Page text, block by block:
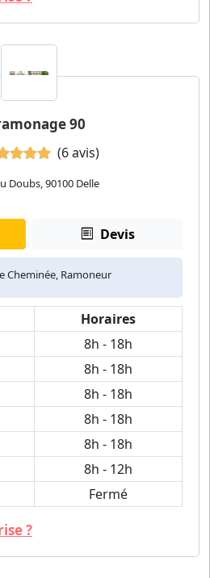
90
(6 avis)
Doubs, 90100 Delle
Devis
Cheminée, Ramoneur
Horaires
8h - 18h
8h - 18h
8h - 18h
8h - 18h
8h - 18h
8h - 12h
Fermé
?